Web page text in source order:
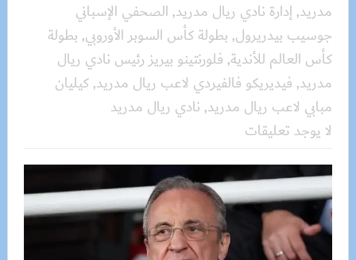
مدريد,إدارة نادي ريال مدريد, الصحفي الإسباني
جوسيب بيدريرول, بطولة كأس السوبر الأوروبي, بطولة
كأس العالم للأندية, فلورنتينو بيريز رئيس نادي ريال
مدريد, فيديريكو فالفيردي لاعب ريال مدريد,كيليان
مبابي لاعب ريال مدريد, نادي ريال مدريد
لا يوجد تعليقات